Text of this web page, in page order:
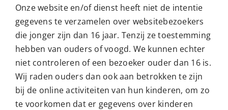
Onze website en/of dienst heeft niet de intentie
gegevens te verzamelen over websitebezoekers
die jonger zijn dan 16 jaar. Tenzij ze toestemming
hebben van ouders of voogd. We kunnen echter
niet controleren of een bezoeker ouder dan 16 is.
Wij raden ouders dan ook aan betrokken te zijn
bij de online activiteiten van hun kinderen, om zo
te voorkomen dat er gegevens over kinderen